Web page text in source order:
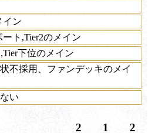
イン
ト,Tier2のメイン
下位のメイン
不採用、ファンデッキのメイ
い
2 1 2